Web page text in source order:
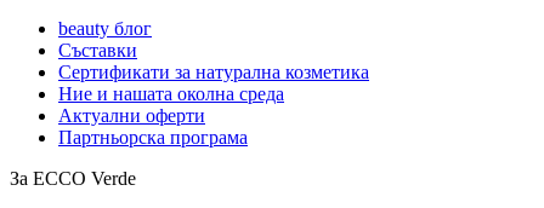
beauty блог
Съставки
Сертификати за натурална козметика
Ние и нашата околна среда
Актуални оферти
Партньорска програма
За ECCO Verde